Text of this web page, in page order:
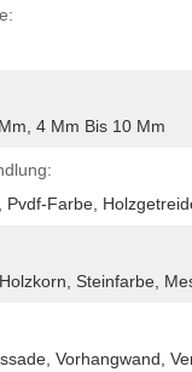
4 Mm Bis 10 Mm
Pvdf-Farbe,
Steinfarbe,
Vorhangwand,